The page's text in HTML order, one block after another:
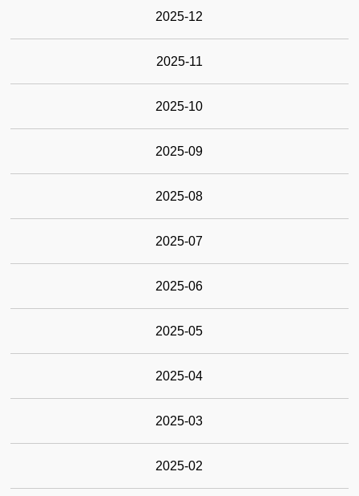
2025-12
2025-11
2025-10
2025-09
2025-08
2025-07
2025-06
2025-05
2025-04
2025-03
2025-02